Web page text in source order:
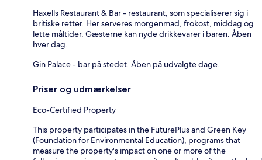
Haxells Restaurant & Bar - restaurant, som specialiserer sig i
britiske retter. Her serveres morgenmad, frokost, middag og
lette måltider. Gæsterne kan nyde drikkevarer i baren. Åben
hver dag.
Gin Palace - bar på stedet. Åben på udvalgte dage.
Priser og udmærkelser
Eco-Certified Property
This property participates in the FuturePlus and Green Key
(Foundation for Environmental Education), programs that
measure the property's impact on one or more of the